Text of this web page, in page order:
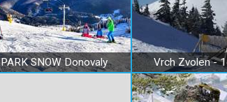
PARK SNOW Donovaly Vrch Zvolen -